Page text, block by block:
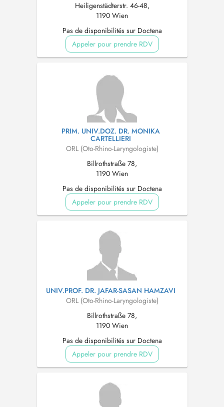
Heiligenstädterstr. 46-48,
1190 Wien
Pas de disponibilités sur Doctena
Appeler pour prendre RDV
PRIM. UNIV.DOZ. DR. MONIKA
CARTELLIERI
ORL (Oto-Rhino-Laryngologiste)
Billrothstraße 78,
1190 Wien
Pas de disponibilités sur Doctena
Appeler pour prendre RDV
UNIV.PROF. DR. JAFAR-SASAN HAMZAVI
ORL (Oto-Rhino-Laryngologiste)
Billrothstraße 78,
1190 Wien
Pas de disponibilités sur Doctena
Appeler pour prendre RDV